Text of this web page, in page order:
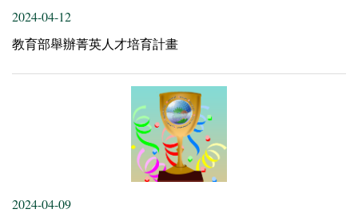
2024-04-12
教育部舉辦菁英人才培育計畫
2024-04-09